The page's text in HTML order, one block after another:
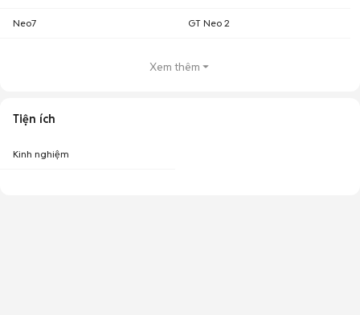
Neo7 GT Neo 2
Xem thêm
Tiện ích
Kinh nghiệm